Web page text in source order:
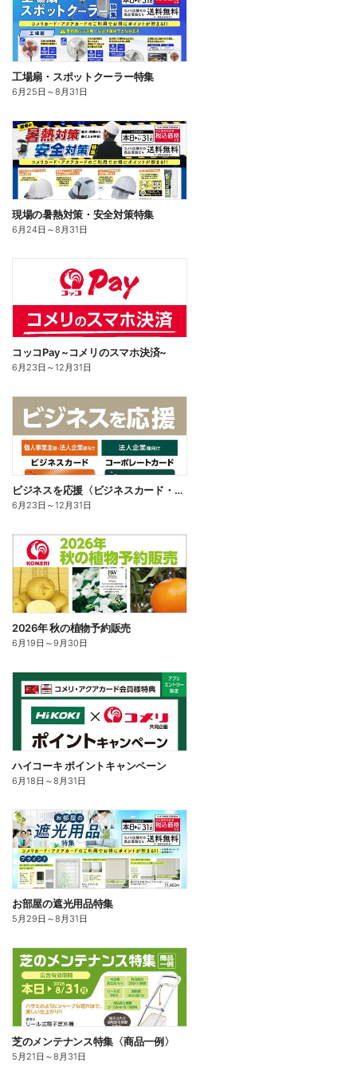
工場扇・スポットクーラー特集
6月25日 ～8月31日
現場の暑熱対策・安全対策特集
6月24日 ～8月31日
コッコPay ~コメリのスマホ決済~
6月23日 ～12月31日
ビジネスを応援〈ビジネスカード・コーポレートカード〉
6月23日 ～12月31日
2026年 秋の植物予約販売
6月19日 ～9月30日
ハイコーキ ポイントキャンペーン
6月18日 ～8月31日
お部屋の遮光用品特集
5月29日 ～8月31日
芝のメンテナンス特集〈商品一例〉
5月21日 ～8月31日